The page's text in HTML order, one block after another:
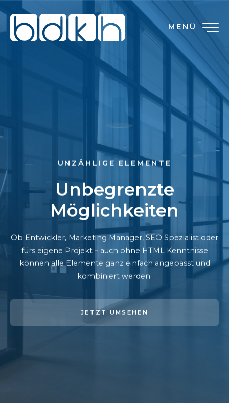
MENÜ
UNZÄHLIGE ELEMENTE
Unbegrenzte
Möglichkeiten
Ob Entwickler, Marketing Manager, SEO Spezialist oder
fürs eigene Projekt – auch ohne HTML Kenntnisse
können alle Elemente ganz einfach angepasst und
kombiniert werden.
JETZT UMSEHEN